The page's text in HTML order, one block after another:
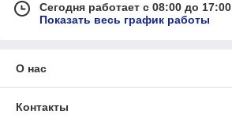
Сегодня работает с 08:00 до 17:00
Показать весь график работы
О нас
Контакты